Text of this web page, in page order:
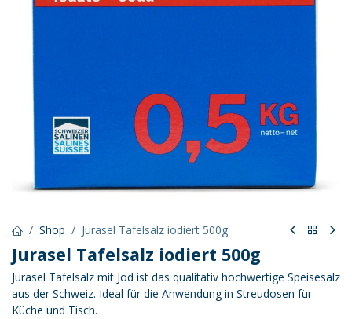
Shop Jurasel Tafelsalz iodiert 500g
Jurasel Tafelsalz iodiert 500g
Jurasel Tafelsalz mit Jod ist das qualitativ hochwertige Speisesalz
aus der Schweiz. Ideal für die Anwendung in Streudosen für
Küche und Tisch.